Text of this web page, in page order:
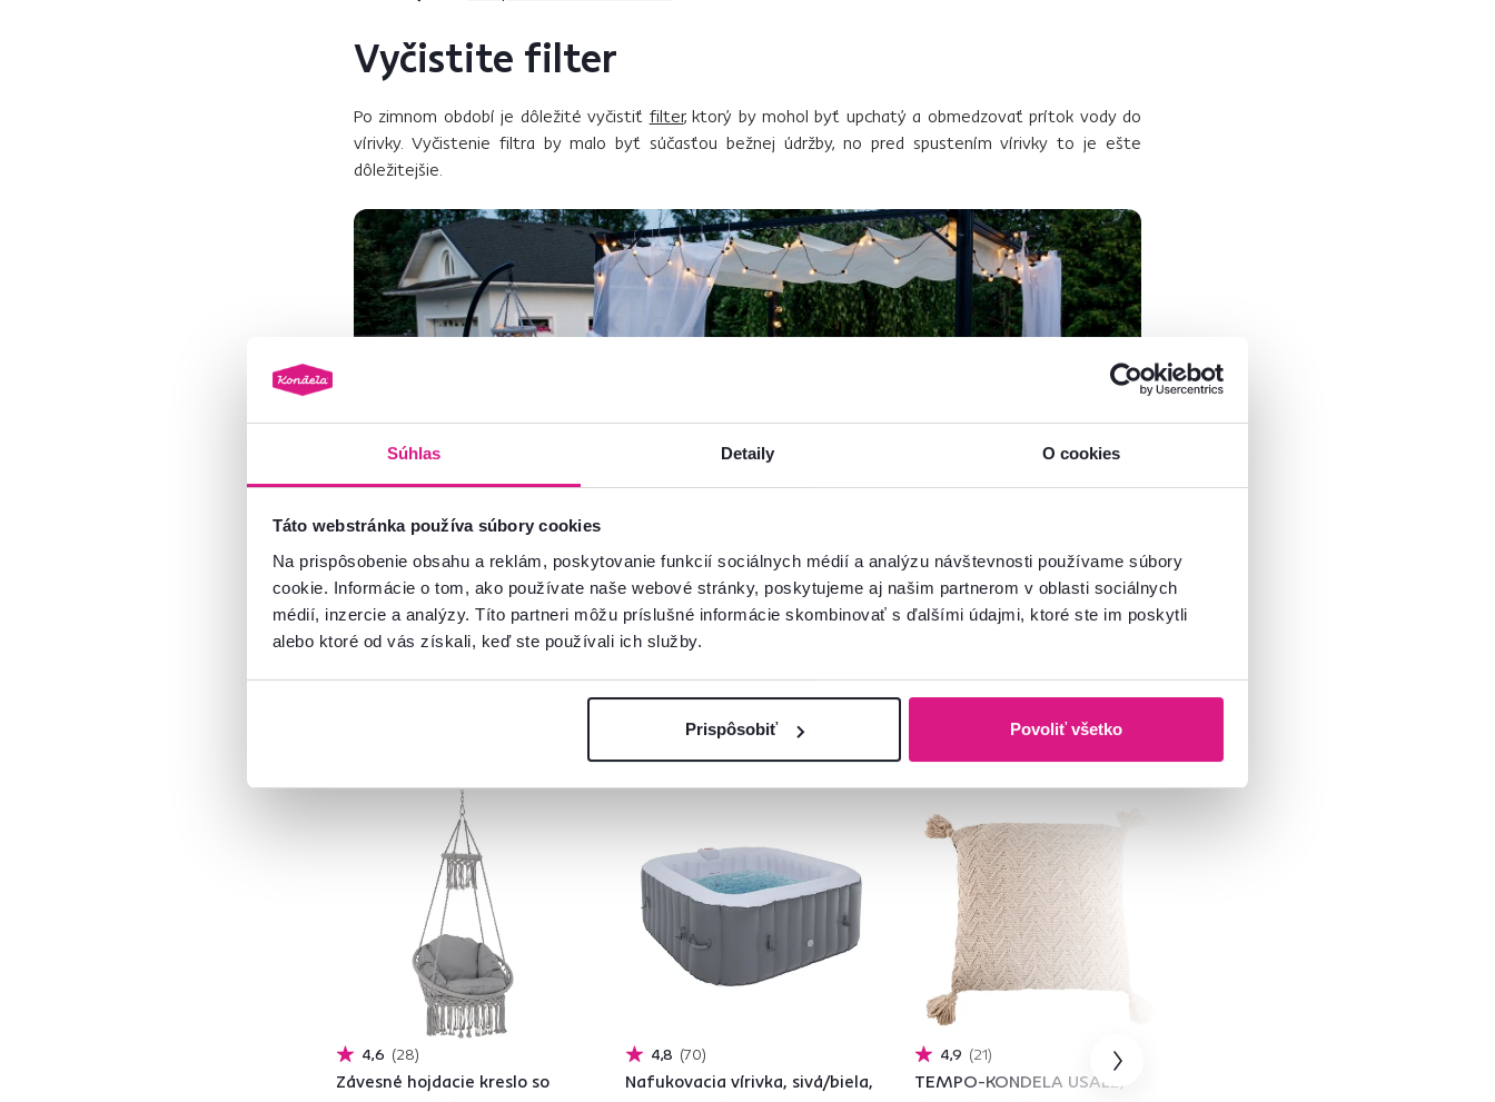
Súhlas Detaily O cookies
Táto webstránka používa súbory cookies
Na prispôsobenie obsahu a reklám, poskytovanie funkcií sociálnych médií a analýzu návštevnosti používame súbory
cookie. Informácie o tom, ako používate naše webové stránky, poskytujeme aj našim partnerom v oblasti sociálnych
médií, inzercie a analýzy. Títo partneri môžu príslušné informácie skombinovať s ďalšími údajmi, ktoré ste im poskytli
alebo ktoré od vás získali, keď ste používali ich služby.
Prispôsobiť Povoliť všetko
Vyčistite filter
Po zimnom období je dôležité vyčistiť filter, ktorý by mohol byť upchatý a obmedzovať prítok vody do
vírivky. Vyčistenie filtra by malo byť súčasťou bežnej údržby, no pred spustením vírivky to je ešte
dôležitejšie.
4,6 28
Závesné hojdacie kreslo so
4,8 70
Nafukovacia vírivka, sivá/biela,
4,9 21
TEMPO-KONDELA USALE,